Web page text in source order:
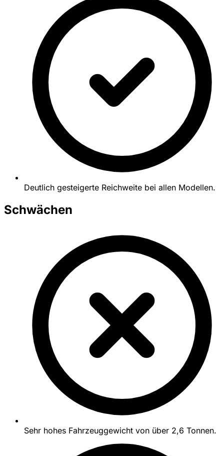
Deutlich gesteigerte Reichweite bei allen Modellen.
Schwächen
Sehr hohes Fahrzeuggewicht von über 2,6 Tonnen.